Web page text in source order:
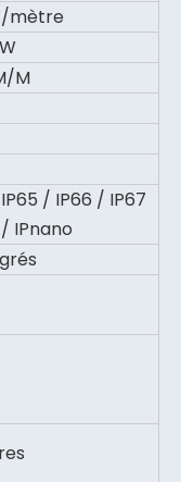
mètre
M
/ IP66 / IP67
IPnano